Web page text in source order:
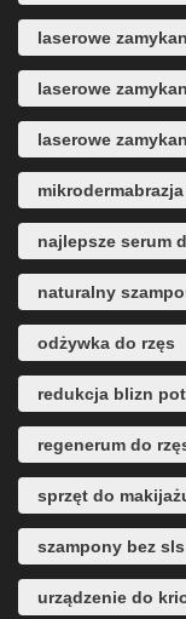
laserowe
laserowe
laserowe
najlepsze serum
naturalny
odżywka do rzęs
redukcja blizn
regenerum do
sprzęt do
szampony bez sls
urządzenie do